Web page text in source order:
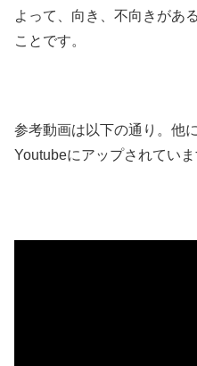
よって、向き、不向きがあ
ことです。
参考動画は以下の通り。他
Youtubeにアップされていま